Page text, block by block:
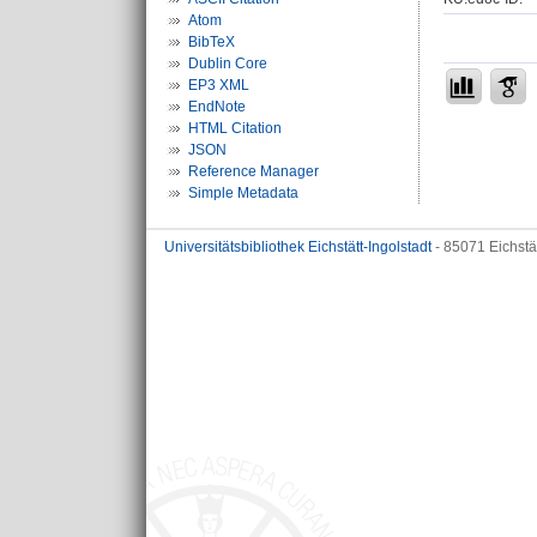
Atom
BibTeX
Dublin Core
EP3 XML
EndNote
HTML Citation
JSON
Reference Manager
Simple Metadata
Universitätsbibliothek Eichstätt-Ingolstadt- 85071